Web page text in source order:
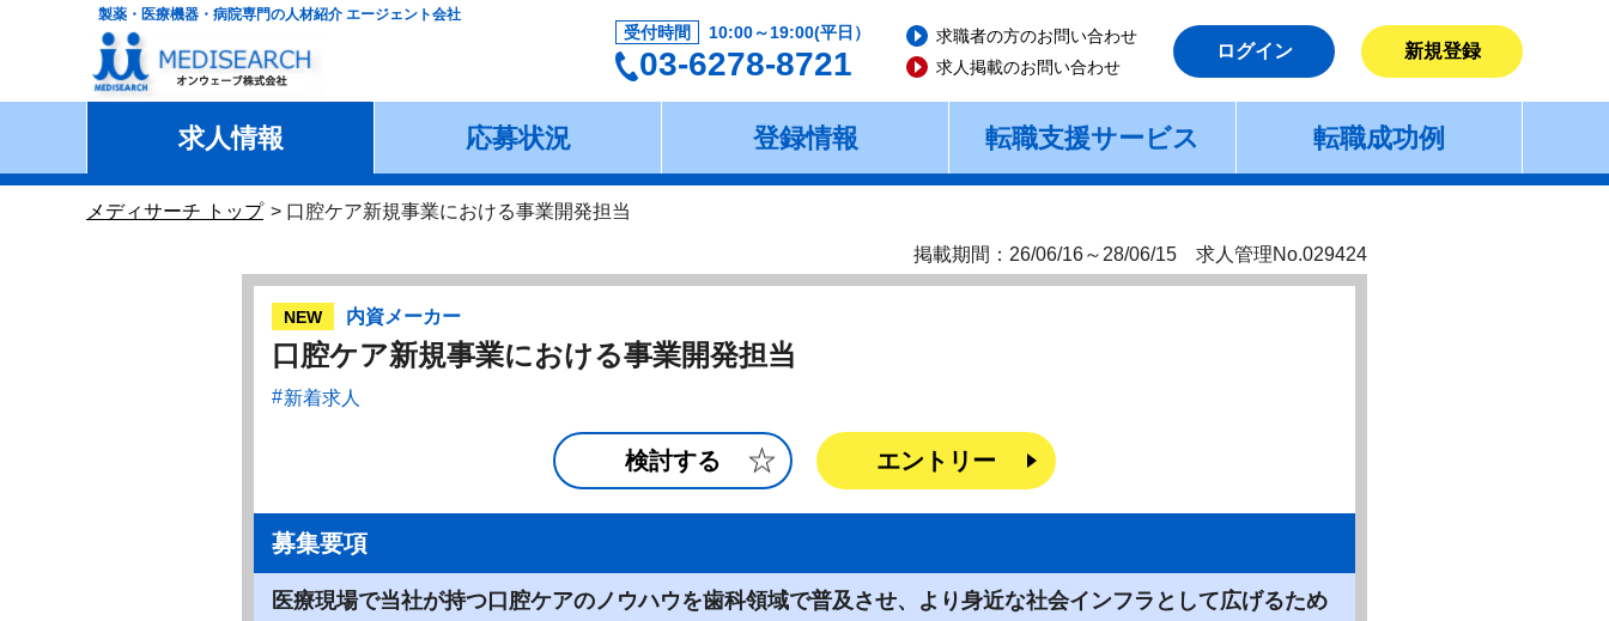
製薬・医療機器・病院専門の人材紹介 エージェント会社
受付時間 10:00～19:00(平日）
03-6278-8721
求職者の方のお問い合わせ
求人掲載のお問い合わせ
ログイン 新規登録
求人情報 応募状況 登録情報 転職支援サービス 転職成功例
メディサーチ トップ 口腔ケア新規事業における事業開発担当
掲載期間：26/06/16～28/06/15 求人管理No.029424
NEW 内資メーカー
口腔ケア新規事業における事業開発担当
新着求人
検討する エントリー
募集要項
医療現場で当社が持つ口腔ケアのノウハウを歯科領域で普及させ、より身近な社会インフラとして広げるため